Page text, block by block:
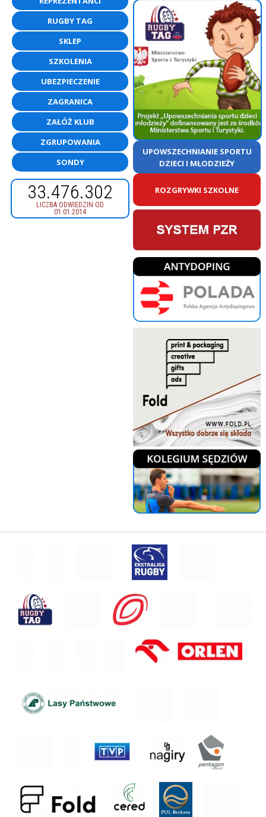
UPOWSZECHNIANIE SPORTU
DZIECI I MŁODZIEŻY
ROZGRYWKI SZKOLNE
RUGBY TAG
SKLEP
SZKOLENIA
UBEZPIECZENIE
ZAGRANICA
ZAŁÓŻ KLUB
ZGRUPOWANIA
SONDY
33.476.302
LICZBA ODWIEDZIN OD
01.01.2014